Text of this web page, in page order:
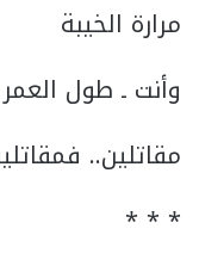
مرارة الخيبة
وأنت ـ طول
مقاتلين..
* * *